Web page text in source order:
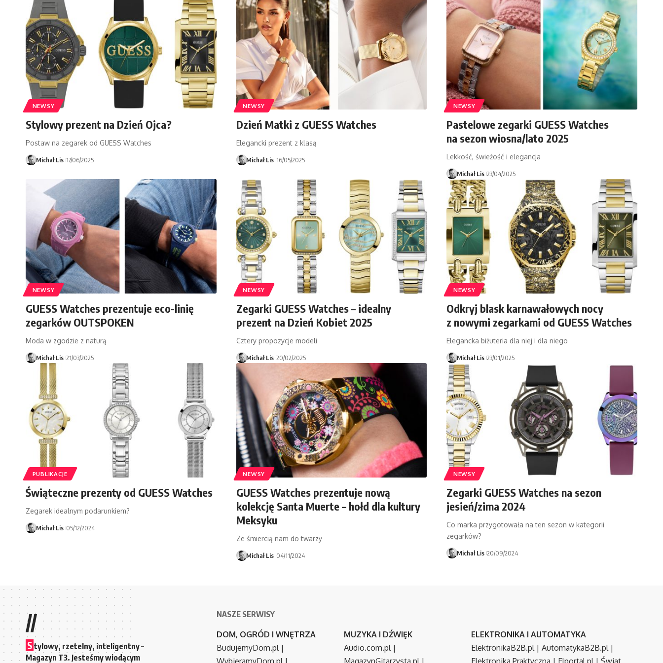
NEWSY
Stylowy prezent na Dzień Ojca?
Postaw na zegarek od GUESS Watches
Michał Lis 17/06/2025
NEWSY
Dzień Matki z GUESS Watches
Elegancki prezent z klasą
Michał Lis 16/05/2025
NEWSY
Pastelowe zegarki GUESS Watches
na sezon wiosna/lato 2025
Lekkość, świeżość i elegancja
Michał Lis 23/04/2025
NEWSY
GUESS Watches prezentuje eco-linię
zegarków OUTSPOKEN
Moda w zgodzie z naturą
Michał Lis 21/03/2025
NEWSY
Zegarki GUESS Watches – idealny
prezent na Dzień Kobiet 2025
Cztery propozycje modeli
Michał Lis 20/02/2025
NEWSY
Odkryj blask karnawałowych nocy
z nowymi zegarkami od GUESS Watches
Elegancka biżuteria dla niej i dla niego
Michał Lis 23/01/2025
PUBLIKACJE
Świąteczne prezenty od GUESS Watches
Zegarek idealnym podarunkiem?
Michał Lis 05/12/2024
NEWSY
GUESS Watches prezentuje nową
kolekcję Santa Muerte – hołd dla kultury
Meksyku
Ze śmiercią nam do twarzy
Michał Lis 04/11/2024
NEWSY
Zegarki GUESS Watches na sezon
jesień/zima 2024
Co marka przygotowała na ten sezon w kategorii
zegarków?
Michał Lis 20/09/2024
//
S tylowy, rzetelny, inteligentny –
Magazyn T3. Jesteśmy wiodącym
NASZE SERWISY
DOM, OGRÓD I WNĘTRZA
BudujemyDom.pl|
MUZYKA I DŹWIĘK
Audio.com.pl|
ELEKTRONIKA I AUTOMATYKA
ElektronikaB2B.pl| AutomatykaB2B.pl|